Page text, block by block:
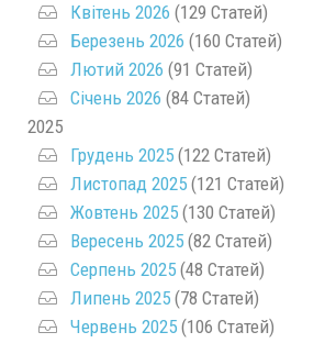
Квітень 2026 (129 Статей)
Березень 2026 (160 Статей)
Лютий 2026 (91 Статей)
Січень 2026 (84 Статей)
2025
Грудень 2025 (122 Статей)
Листопад 2025 (121 Статей)
Жовтень 2025 (130 Статей)
Вересень 2025 (82 Статей)
Серпень 2025 (48 Статей)
Липень 2025 (78 Статей)
Червень 2025 (106 Статей)